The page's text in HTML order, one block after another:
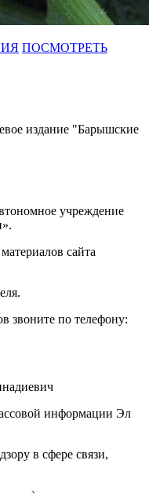
ПОСМОТРЕТЬ
издание "Барышские
учреждение
сайта
звоните по телефону:
информации Эл
в сфере связи,